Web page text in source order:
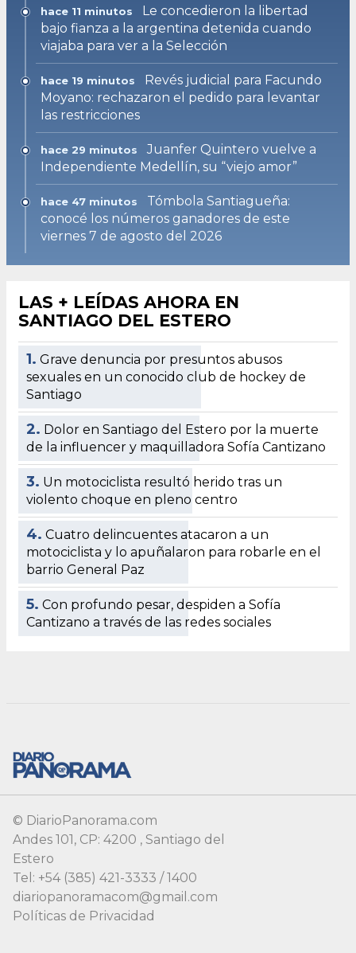
© DiarioPanorama.com
Andes 101, CP: 4200 , Santiago del
Estero
Tel: +54 (385) 421-3333 / 1400
diariopanoramacom@gmail.com
Políticas de Privacidad